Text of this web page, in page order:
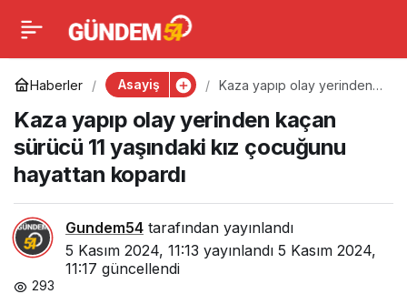
Haberler Asayiş
Kaza yapıp olay yerinden
kız çocuğunu hayattan
kopardı
Kaza yapıp olay yerinden kaçan
sürücü 11 yaşındaki kız çocuğunu
hayattan kopardı
Gundem54 tarafından yayınlandı
5 Kasım 2024, 11:13 yayınlandı 5 Kasım 2024,
11:17 güncellendi
293
Kaza yapıp olay
yerinden kaçan sürücü
11 yaşındaki kız
çocuğunu hayattan
kopardı